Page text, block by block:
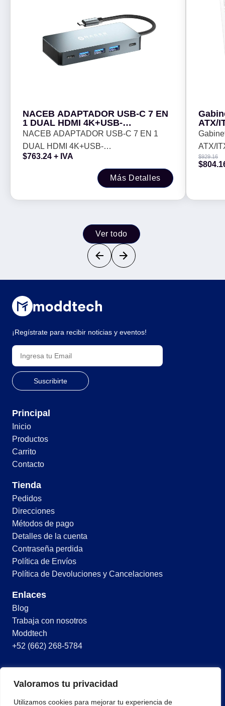
Valoramos tu privacidad
Utilizamos cookies para mejorar tu experiencia de
NACEB ADAPTADOR USB-C 7 EN
1 DUAL HDMI 4K+USB-
C+PD100W+3*USB3.0 NA-0147 -
NACEB ADAPTADOR USB-C 7 EN 1
DUAL HDMI 4K+USB-
C+PD100W+3*USB3.0 NA-0147 -
$763.24 + IVA
Más Detalles
ATX/
Disco
SSD
ATX/
Duro 1
$929.16
$
Ver todo
¡Regístrate para recibir noticias y eventos!
Principal
Inicio
Productos
Carrito
Contacto
Tienda
Pedidos
Direcciones
Métodos de pago
Detalles de la cuenta
Contraseña perdida
Política de Envíos
Política de Devoluciones y Cancelaciones
Enlaces
Blog
Trabaja con nosotros
Moddtech
+52 (662) 268-5784
© 2026 Todos los derechos reservados
Política de privacidad